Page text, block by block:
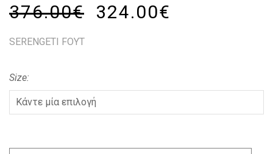
376.00€ 324.00€
SERENGETI FOYT
Size